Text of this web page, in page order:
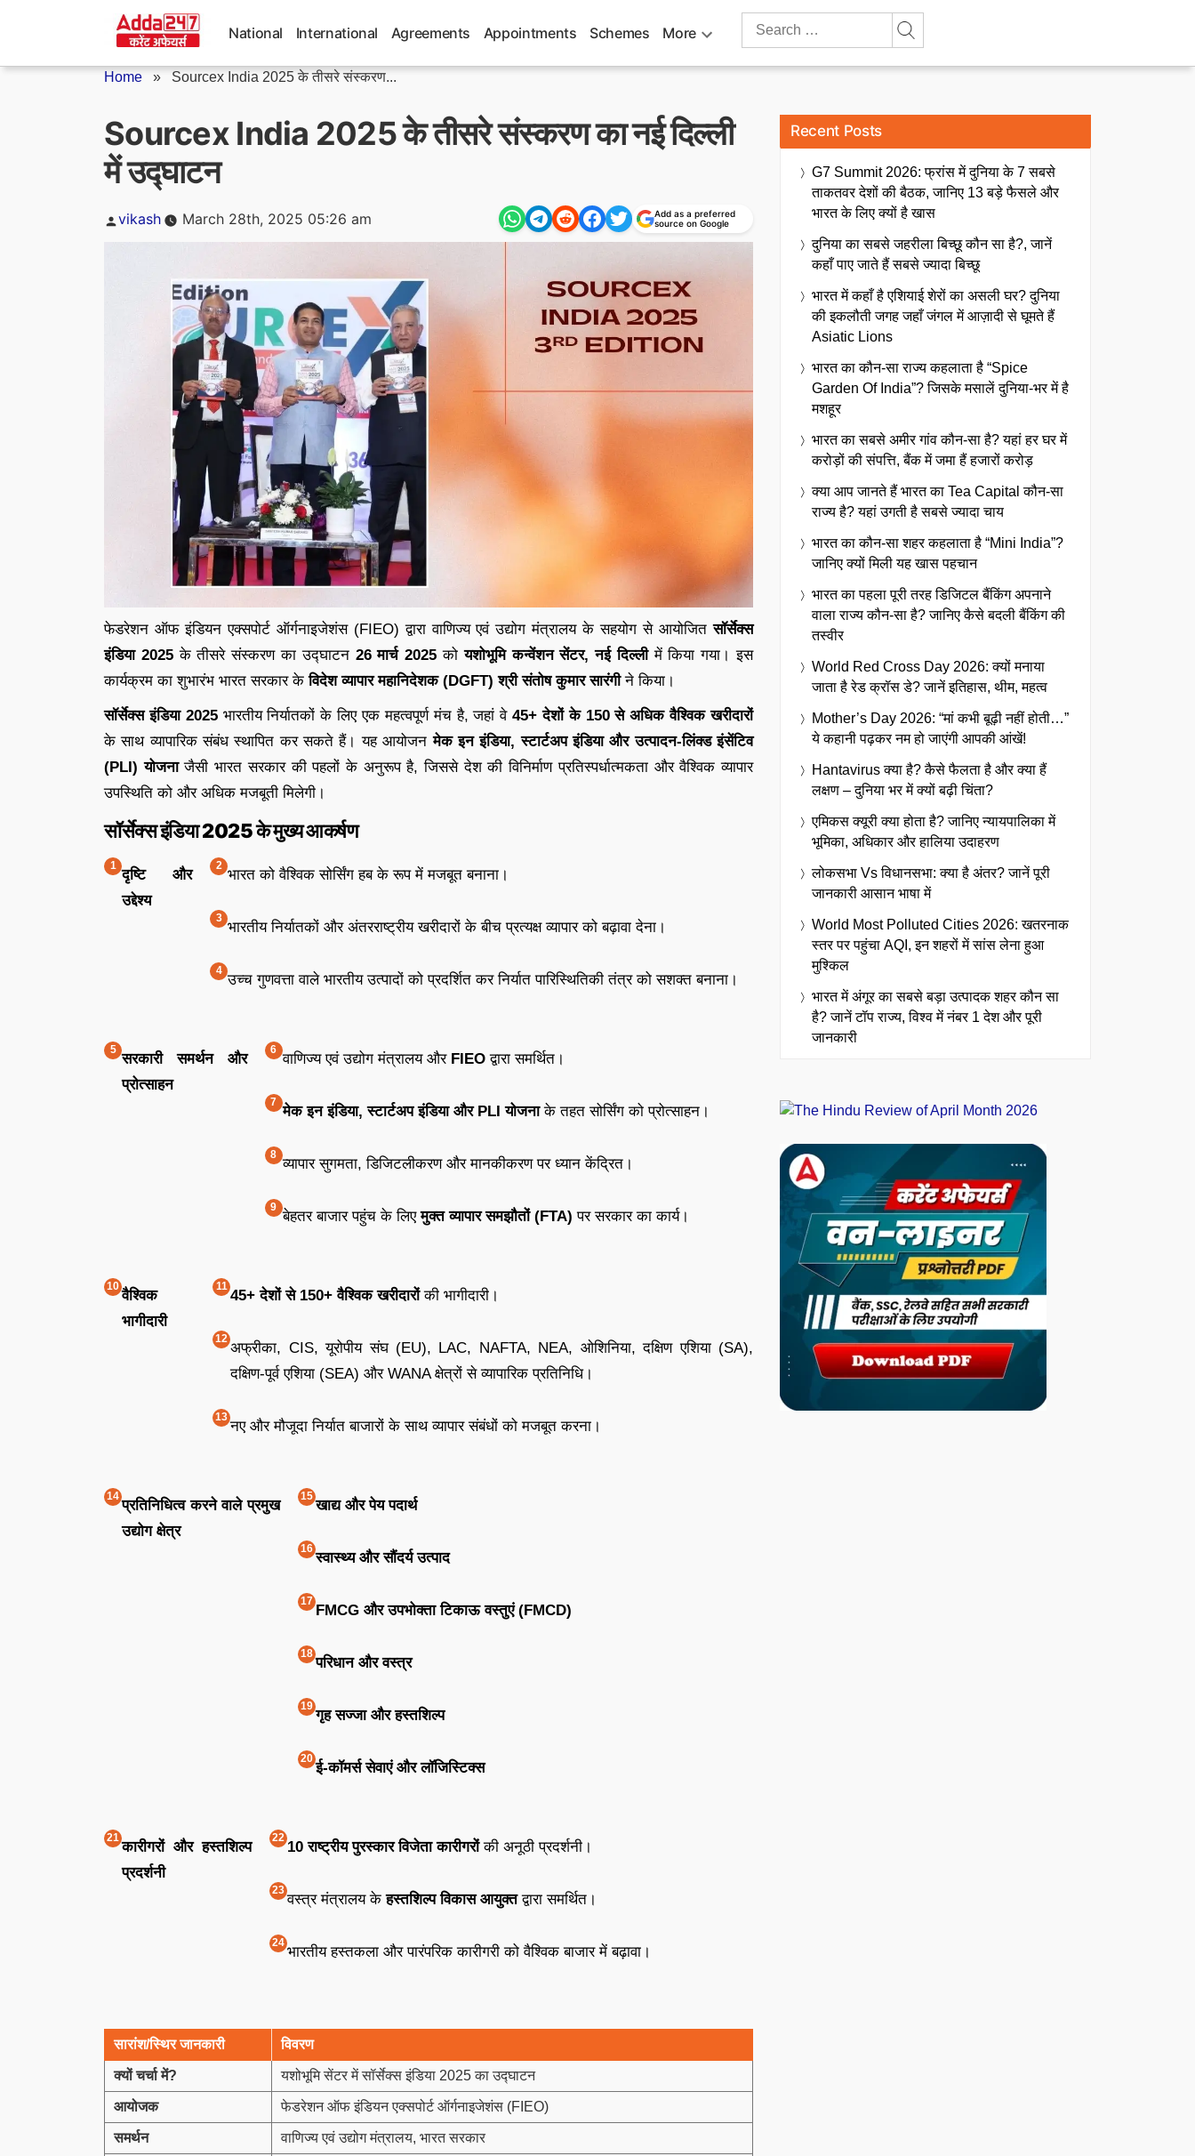
National International Agreements Appointments Schemes More
Search
Home » Sourcex India 2025 के तीसरे संस्करण...
Sourcex India 2025 के तीसरे संस्करण का नई दिल्ली
में उद्घाटन
Posted
vikash March 28th, 2025 05:26 am
Add as a preferred
source on Google
फेडरेशन ऑफ इंडियन एक्सपोर्ट ऑर्गनाइजेशंस (FIEO) द्वारा वाणिज्य एवं उद्योग मंत्रालय के सहयोग से आयोजितसॉर्सेक्स
इंडिया 2025के तीसरे संस्करण का उद्घाटन 26 मार्च 2025 कोयशोभूमि कन्वेंशन सेंटर, नई दिल्लीमें किया गया। इस
कार्यक्रम का शुभारंभ भारत सरकार केविदेश व्यापार महानिदेशक (DGFT) श्री संतोष कुमार सारंगीने किया।
सॉर्सेक्स इंडिया 2025भारतीय निर्यातकों के लिए एक महत्वपूर्ण मंच है, जहां वे45+ देशों के 150 से अधिक वैश्विक खरीदारों
के साथ व्यापारिक संबंध स्थापित कर सकते हैं। यह आयोजनमेक इन इंडिया, स्टार्टअप इंडिया और उत्पादन-लिंक्ड इंसेंटिव
(PLI) योजनाजैसी भारत सरकार की पहलों के अनुरूप है, जिससे देश की विनिर्माण प्रतिस्पर्धात्मकता और वैश्विक व्यापार
उपस्थिति को और अधिक मजबूती मिलेगी।
सॉर्सेक्स इंडिया 2025 के मुख्य आकर्षण
दृष्टि और
उद्देश्य
भारत को वैश्विक सोर्सिंग हब के रूप में मजबूत बनाना।
भारतीय निर्यातकों और अंतरराष्ट्रीय खरीदारों के बीच प्रत्यक्ष व्यापार को बढ़ावा देना।
उच्च गुणवत्ता वाले भारतीय उत्पादों को प्रदर्शित कर निर्यात पारिस्थितिकी तंत्र को सशक्त बनाना।
सरकारी समर्थन और
प्रोत्साहन
वाणिज्य एवं उद्योग मंत्रालय और FIEOद्वारा समर्थित।
मेक इन इंडिया, स्टार्टअप इंडिया और PLI योजनाके तहत सोर्सिंग को प्रोत्साहन।
व्यापार सुगमता, डिजिटलीकरण और मानकीकरण पर ध्यान केंद्रित।
बेहतर बाजार पहुंच के लिएमुक्त व्यापार समझौतों (FTA) पर सरकार का कार्य।
वैश्विक
भागीदारी
45+ देशों से 150+ वैश्विक खरीदारोंकी भागीदारी।
अफ्रीका, CIS, यूरोपीय संघ (EU), LAC, NAFTA, NEA, ओशिनिया, दक्षिण एशिया (SA),
दक्षिण-पूर्व एशिया (SEA) और WANA क्षेत्रों से व्यापारिक प्रतिनिधि।
नए और मौजूदा निर्यात बाजारों के साथ व्यापार संबंधों को मजबूत करना।
प्रतिनिधित्व करने वाले प्रमुख
उद्योग क्षेत्र
खाद्य और पेय पदार्थ
स्वास्थ्य और सौंदर्य उत्पाद
FMCG और उपभोक्ता टिकाऊ वस्तुएं (FMCD)
परिधान और वस्त्र
गृह सज्जा और हस्तशिल्प
ई-कॉमर्स सेवाएं और लॉजिस्टिक्स
कारीगरों और हस्तशिल्प
प्रदर्शनी
10 राष्ट्रीय पुरस्कार विजेता कारीगरोंकी अनूठी प्रदर्शनी।
वस्त्र मंत्रालय केहस्तशिल्प विकास आयुक्तद्वारा समर्थित।
भारतीय हस्तकला और पारंपरिक कारीगरी को वैश्विक बाजार में बढ़ावा।
सारांश/स्थिर जानकारी विवरण
क्यों चर्चा में? यशोभूमि सेंटर में सॉर्सेक्स इंडिया 2025 का उद्घाटन
आयोजक फेडरेशन ऑफ इंडियन एक्सपोर्ट ऑर्गनाइजेशंस (FIEO)
समर्थन वाणिज्य एवं उद्योग मंत्रालय, भारत सरकार
Recent Posts
G7 Summit 2026: फ्रांस में दुनिया के 7 सबसे
ताकतवर देशों की बैठक, जानिए 13 बड़े फैसले और
भारत के लिए क्यों है खास
दुनिया का सबसे जहरीला बिच्छू कौन सा है?, जानें
कहाँ पाए जाते हैं सबसे ज्यादा बिच्छू
भारत में कहाँ है एशियाई शेरों का असली घर? दुनिया
की इकलौती जगह जहाँ जंगल में आज़ादी से घूमते हैं
Asiatic Lions
भारत का कौन-सा राज्य कहलाता है “Spice
Garden Of India”? जिसके मसालें दुनिया-भर में है
मशहूर
भारत का सबसे अमीर गांव कौन-सा है? यहां हर घर में
करोड़ों की संपत्ति, बैंक में जमा हैं हजारों करोड़
क्या आप जानते हैं भारत का Tea Capital कौन-सा
राज्य है? यहां उगती है सबसे ज्यादा चाय
भारत का कौन-सा शहर कहलाता है “Mini India”?
जानिए क्यों मिली यह खास पहचान
भारत का पहला पूरी तरह डिजिटल बैंकिंग अपनाने
वाला राज्य कौन-सा है? जानिए कैसे बदली बैंकिंग की
तस्वीर
World Red Cross Day 2026: क्यों मनाया
जाता है रेड क्रॉस डे? जानें इतिहास, थीम, महत्व
Mother’s Day 2026: “मां कभी बूढ़ी नहीं होती…”
ये कहानी पढ़कर नम हो जाएंगी आपकी आंखें!
Hantavirus क्या है? कैसे फैलता है और क्या हैं
लक्षण – दुनिया भर में क्यों बढ़ी चिंता?
एमिकस क्यूरी क्या होता है? जानिए न्यायपालिका में
भूमिका, अधिकार और हालिया उदाहरण
लोकसभा Vs विधानसभा: क्या है अंतर? जानें पूरी
जानकारी आसान भाषा में
World Most Polluted Cities 2026: खतरनाक
स्तर पर पहुंचा AQI, इन शहरों में सांस लेना हुआ
मुश्किल
भारत में अंगूर का सबसे बड़ा उत्पादक शहर कौन सा
है? जानें टॉप राज्य, विश्व में नंबर 1 देश और पूरी
जानकारी